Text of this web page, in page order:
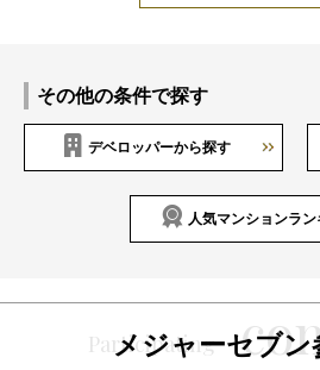
その他の条件で探す
デベロッパーから探す
人気マンションラ
メジャーセブン